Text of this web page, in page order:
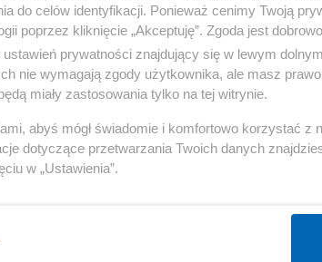
Gospodarka
Biznes
Pieniądze
Inwestycje
Podatki
do celów identyfikacji. Ponieważ cenimy Twoją
poprzez kliknięcie „Akceptuję”. Zgoda jest
prywatności znajdujący się w lewym
nie wymagają zgody użytkownika, ale masz
miały zastosowania tylko na tej witrynie.
abyś mógł świadomie i komfortowo korzystać z
dotyczące przetwarzania Twoich danych
w „Ustawienia”.